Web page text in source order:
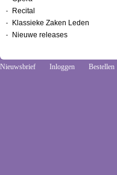
Recital
Klassieke Zaken Leden
Nieuwe releases
Nieuwsbrief Inloggen Bestellen